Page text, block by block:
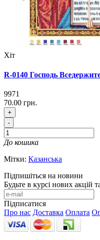
Хіт
R-0140 Господь
9971
70.00 грн.
+
-
До кошика
Мітки: Казанська
Підпишіться на новини
Будьте в курсі нових акцій
Підписатися
Про нас Доставка Оплата